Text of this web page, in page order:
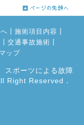
施術項目内容
交通事故施術
ップ
スポーツによる故障
Right Reserved．